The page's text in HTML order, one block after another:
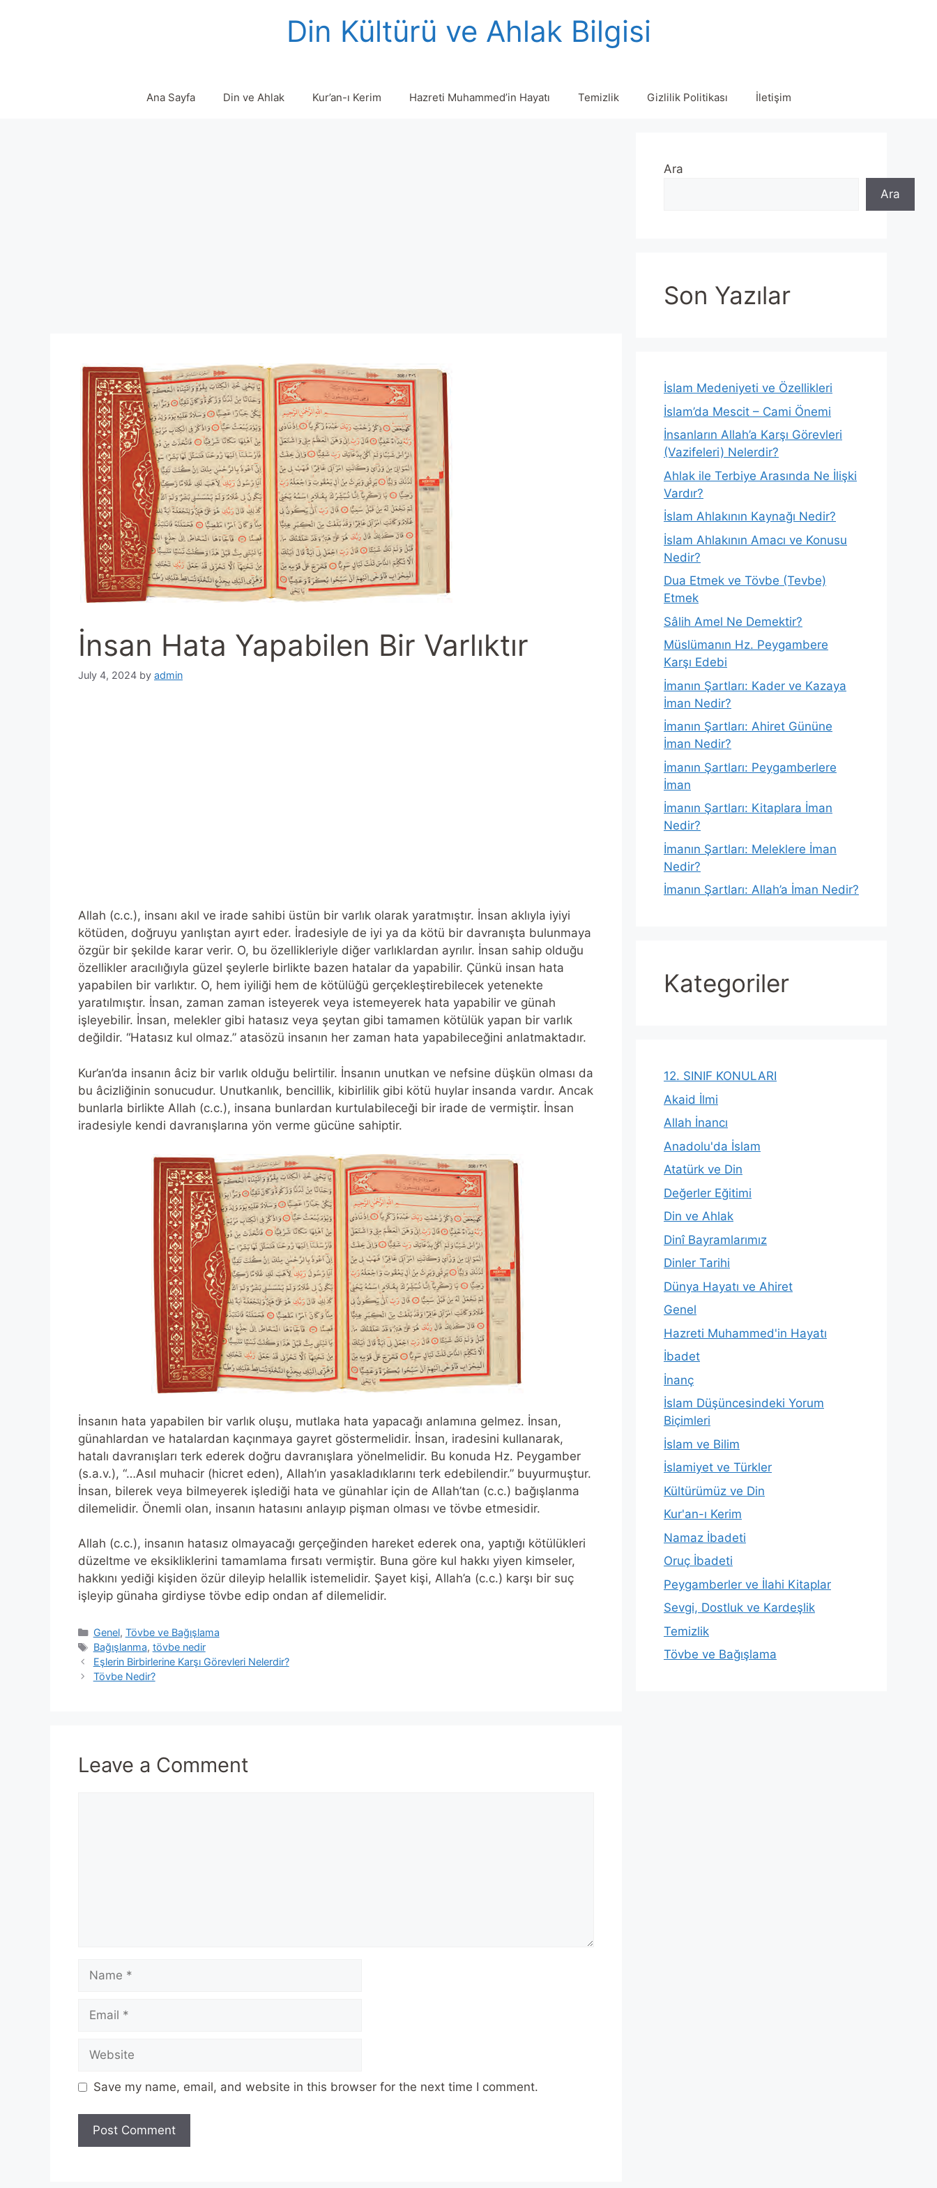
Din Kültürü ve Ahlak Bilgisi
Ana Sayfa Din ve Ahlak Kur’an-ı Kerim Hazreti Muhammed’in Hayatı Temizlik Gizlilik Politikası İletişim
İnsan Hata Yapabilen Bir Varlıktır
July 4, 2024 by admin
Allah (c.c.), insanı akıl ve irade sahibi üstün bir varlık olarak yaratmıştır. İnsan aklıyla iyiyi
kötüden, doğruyu yanlıştan ayırt eder. İradesiyle de iyi ya da kötü bir davranışta bulunmaya
özgür bir şekilde karar verir. O, bu özellikleriyle diğer varlıklardan ayrılır. İnsan sahip olduğu
özellikler aracılığıyla güzel şeylerle birlikte bazen hatalar da yapabilir. Çünkü insan hata
yapabilen bir varlıktır. O, hem iyiliği hem de kötülüğü gerçekleştirebilecek yetenekte
yaratılmıştır. İnsan, zaman zaman isteyerek veya istemeyerek hata yapabilir ve günah
işleyebilir. İnsan, melekler gibi hatasız veya şeytan gibi tamamen kötülük yapan bir varlık
değildir. “Hatasız kul olmaz.” atasözü insanın her zaman hata yapabileceğini anlatmaktadır.
Kur’an’da insanın âciz bir varlık olduğu belirtilir. İnsanın unutkan ve nefsine düşkün olması da
bu âcizliğinin sonucudur. Unutkanlık, bencillik, kibirlilik gibi kötü huylar insanda vardır. Ancak
bunlarla birlikte Allah (c.c.), insana bunlardan kurtulabileceği bir irade de vermiştir. İnsan
iradesiyle kendi davranışlarına yön verme gücüne sahiptir.
İnsanın hata yapabilen bir varlık oluşu, mutlaka hata yapacağı anlamına gelmez. İnsan,
günahlardan ve hatalardan kaçınmaya gayret göstermelidir. İnsan, iradesini kullanarak,
hatalı davranışları terk ederek doğru davranışlara yönelmelidir. Bu konuda Hz. Peygamber
(s.a.v.), “…Asıl muhacir (hicret eden), Allah’ın yasakladıklarını terk edebilendir.” buyurmuştur.
İnsan, bilerek veya bilmeyerek işlediği hata ve günahlar için de Allah’tan (c.c.) bağışlanma
dilemelidir. Önemli olan, insanın hatasını anlayıp pişman olması ve tövbe etmesidir.
Allah (c.c.), insanın hatasız olmayacağı gerçeğinden hareket ederek ona, yaptığı kötülükleri
düzeltme ve eksikliklerini tamamlama fırsatı vermiştir. Buna göre kul hakkı yiyen kimseler,
hakkını yediği kişiden özür dileyip helallik istemelidir. Şayet kişi, Allah’a (c.c.) karşı bir suç
işleyip günaha girdiyse tövbe edip ondan af dilemelidir.
Categories
Genel, Tövbe ve Bağışlama
Tags
Bağışlanma, tövbe nedir
Eşlerin Birbirlerine Karşı Görevleri Nelerdir?
Tövbe Nedir?
Leave a Comment
Name
Email
Website
Save my name, email, and website in this browser for the next time I comment.
Ara
Ara
Son Yazılar
İslam Medeniyeti ve Özellikleri
İslam’da Mescit – Cami Önemi
İnsanların Allah’a Karşı Görevleri
(Vazifeleri) Nelerdir?
Ahlak ile Terbiye Arasında Ne İlişki
Vardır?
İslam Ahlakının Kaynağı Nedir?
İslam Ahlakının Amacı ve Konusu
Nedir?
Dua Etmek ve Tövbe (Tevbe)
Etmek
Sâlih Amel Ne Demektir?
Müslümanın Hz. Peygambere
Karşı Edebi
İmanın Şartları: Kader ve Kazaya
İman Nedir?
İmanın Şartları: Ahiret Gününe
İman Nedir?
İmanın Şartları: Peygamberlere
İman
İmanın Şartları: Kitaplara İman
Nedir?
İmanın Şartları: Meleklere İman
Nedir?
İmanın Şartları: Allah’a İman Nedir?
Kategoriler
12. SINIF KONULARI
Akaid İlmi
Allah İnancı
Anadolu'da İslam
Atatürk ve Din
Değerler Eğitimi
Din ve Ahlak
Dinî Bayramlarımız
Dinler Tarihi
Dünya Hayatı ve Ahiret
Genel
Hazreti Muhammed'in Hayatı
İbadet
İnanç
İslam Düşüncesindeki Yorum
Biçimleri
İslam ve Bilim
İslamiyet ve Türkler
Kültürümüz ve Din
Kur'an-ı Kerim
Namaz İbadeti
Oruç İbadeti
Peygamberler ve İlahi Kitaplar
Sevgi, Dostluk ve Kardeşlik
Temizlik
Tövbe ve Bağışlama